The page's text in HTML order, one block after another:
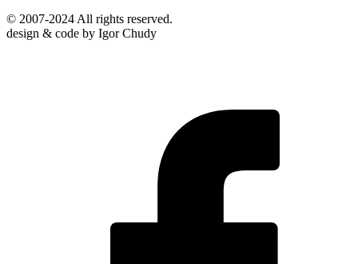
© 2007-2024 All rights reserved.
design & code by Igor Chudy